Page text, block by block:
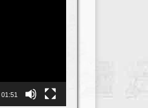
01:51